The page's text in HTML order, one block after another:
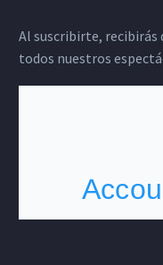
Al suscribirte,
todos nuestros